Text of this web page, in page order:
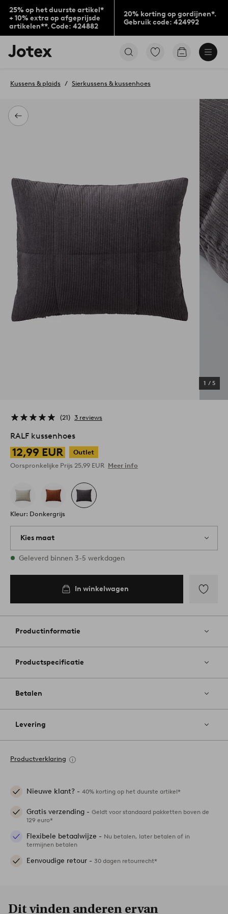
25% op het duurste artikel*
+ 10% extra op afgeprijsde
artikelen**. Code: 424882
20% korting op gordijnen*.
Gebruik code: 424992
Jotex
logo
to
home
page
Ga
Go
Terug
Kussens & plaids Sierkussens & kussenhoes
1 / 5
21 3 reviews
RALF kussenhoes
12,99 EUR
Outlet
Oorspronkelijke Prijs 25,99 EUR Meer info
Kleur: Donkergrijs
Kies maat
1 maten op voorraad
Geleverd binnen 3-5 werkdagen
In
In winkelwagen
aan
Productinformatie
Productspecificatie
Betalen
Levering
Productverklaring
Nieuwe klant? - 40% korting op het duurste artikel*
Gratis verzending - Geldt voor standaard pakketten boven de
129 euro*
Flexibele betaalwijze - Nu betalen, later betalen of in
termijnen betalen
Eenvoudige retour - 30 dagen retourrecht*
Dit vinden anderen ervan